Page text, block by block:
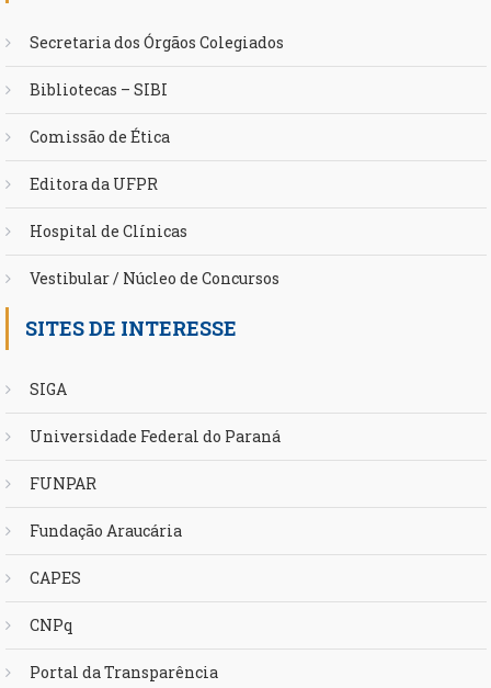
Secretaria dos Órgãos Colegiados
Bibliotecas – SIBI
Comissão de Ética
Editora da UFPR
Hospital de Clínicas
Vestibular / Núcleo de Concursos
SITES DE INTERESSE
SIGA
Universidade Federal do Paraná
FUNPAR
Fundação Araucária
CAPES
CNPq
Portal da Transparência